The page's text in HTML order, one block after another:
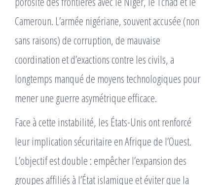
Cameroun. L’armée nigériane, souvent accusée (non
sans raisons) de corruption, de mauvaise
coordination et d’exactions contre les civils, a
longtemps manqué de moyens technologiques pour
mener une guerre asymétrique efficace.
Face à cette instabilité, les États-Unis ont renforcé
leur implication sécuritaire en Afrique de l’Ouest.
L’objectif est double : empêcher l’expansion des
groupes affiliés à l’État islamique et éviter que la